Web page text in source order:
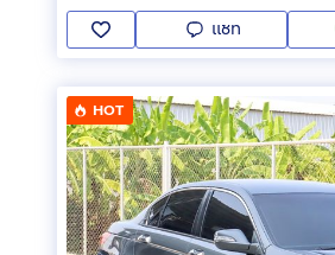
แชท
HOT